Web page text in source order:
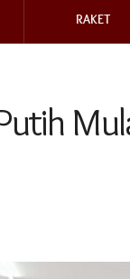
RAKET